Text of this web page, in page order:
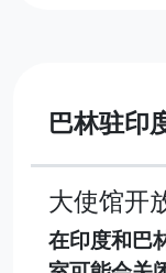
巴林驻印
大使馆开
在印度和巴